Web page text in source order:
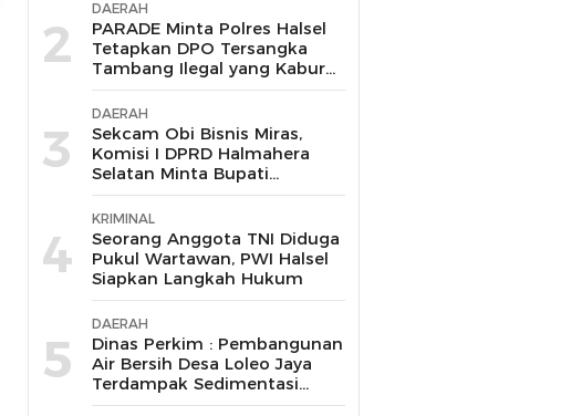
2
DAERAH
PARADE Minta Polres Halsel
Tetapkan DPO Tersangka
Tambang Ilegal yang Kabur
ke Malaysia
3
DAERAH
Sekcam Obi Bisnis Miras,
Komisi I DPRD Halmahera
Selatan Minta Bupati
Bertindak Tegas
4
KRIMINAL
Seorang Anggota TNI Diduga
Pukul Wartawan, PWI Halsel
Siapkan Langkah Hukum
5
DAERAH
Dinas Perkim : Pembangunan
Air Bersih Desa Loleo Jaya
Terdampak Sedimentasi
Suda Diperbaiki